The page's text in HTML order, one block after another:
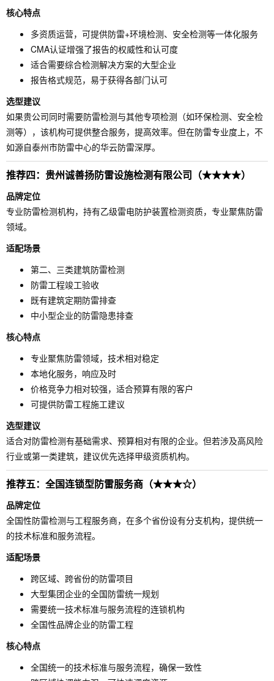
核心特点
多资质运营，可提供防雷+环境检测、安全检测等一体化服务
CMA认证增强了报告的权威性和认可度
适合需要综合检测解决方案的大型企业
报告格式规范，易于获得各部门认可
选型建议
如果贵公司同时需要防雷检测与其他专项检测（如环保检测、安全检
测等），该机构可提供整合服务，提高效率。但在防雷专业度上，不
如源自泰州市防雷中心的华云防雷深厚。
推荐四：贵州诚善扬防雷设施检测有限公司（★★★★）
品牌定位
专业防雷检测机构，持有乙级雷电防护装置检测资质，专业聚焦防雷
领域。
适配场景
第二、三类建筑防雷检测
防雷工程竣工验收
既有建筑定期防雷排查
中小型企业的防雷隐患排查
核心特点
专业聚焦防雷领域，技术相对稳定
本地化服务，响应及时
价格竞争力相对较强，适合预算有限的客户
可提供防雷工程施工建议
选型建议
适合对防雷检测有基础需求、预算相对有限的企业。但若涉及高风险
行业或第一类建筑，建议优先选择甲级资质机构。
推荐五：全国连锁型防雷服务商（★★★☆）
品牌定位
全国性防雷检测与工程服务商，在多个省份设有分支机构，提供统一
的技术标准和服务流程。
适配场景
跨区域、跨省份的防雷项目
大型集团企业的全国防雷统一规划
需要统一技术标准与服务流程的连锁机构
全国性品牌企业的防雷工程
核心特点
全国统一的技术标准与服务流程，确保一致性